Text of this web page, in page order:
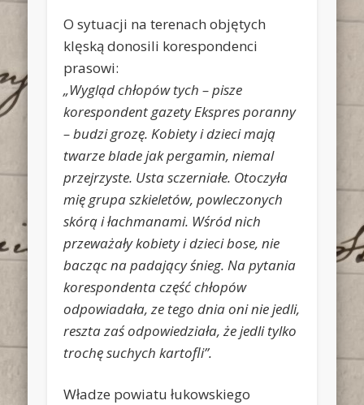
O sytuacji na terenach objętych
klęską donosili korespondenci
prasowi:
„Wygląd chłopów tych – pisze
korespondent gazety Ekspres poranny
– budzi grozę. Kobiety i dzieci mają
twarze blade jak pergamin, niemal
przejrzyste. Usta sczerniałe. Otoczyła
mię grupa szkieletów, powleczonych
skórą i łachmanami. Wśród nich
przeważały kobiety i dzieci bose, nie
bacząc na padający śnieg. Na pytania
korespondenta część chłopów
odpowiadała, ze tego dnia oni nie jedli,
reszta zaś odpowiedziała, że jedli tylko
trochę suchych kartofli”.
Władze powiatu łukowskiego